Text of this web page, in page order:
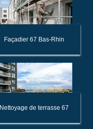
Façadier 67 Bas-Rhin
Nettoyage de terrasse 67